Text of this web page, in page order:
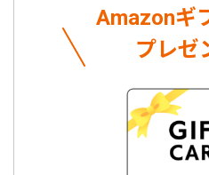
Amazonギ
プレゼ